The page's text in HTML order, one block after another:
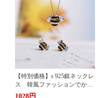
い 小物入れ イアリン
グ ピアス 首飾り アクセ
サリー ケース
【特別価格】s 925銀ネックレ
ス 韓風ファッションでかわ
いい 蜂ペンダント
1028円